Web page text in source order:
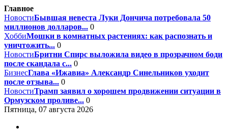
Главное
НовостиБывшая невеста Луки Дончича потребовала 50
миллионов долларов... 0
ХоббиМошки в комнатных растениях: как распознать и
уничтожить... 0
НовостиБритни Спирс выложила видео в прозрачном боди
после скандала с... 0
БизнесГлава «Ижавиа» Александр Синельников уходит
после отзыва... 0
НовостиТрамп заявил о хорошем продвижении ситуации в
Ормузском проливе... 0
Пятница, 07 августа 2026